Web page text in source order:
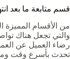
قسم متابعة ما بعد
من الأقسام
والتي تجعل هناك
رضاء العميل عن
تحدث بأسرع وقت